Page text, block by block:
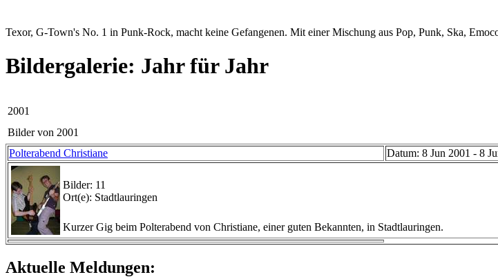
Texor, G-Town's No. 1 in Punk-Rock, macht keine Gefangenen. Mit einer Mischung aus Pop, Punk, Ska,
Bildergalerie: Jahr für Jahr
2001
Bilder von 2001
Polterabend Christiane
Datum: 8 Jun 2001 - 8
Bilder: 11
Ort(e): Stadtlauringen
Kurzer Gig beim Polterabend von Christiane, einer guten Bekannten, in Stadtlauringen.
Aktuelle Meldungen: